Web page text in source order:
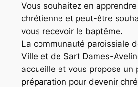
Vous souhaitez en
chrétienne et peut-être
vous recevoir le baptême.
La communauté paroissiale
Ville et de Sart Dames-
accueille et vous propose un
préparation pour devenir